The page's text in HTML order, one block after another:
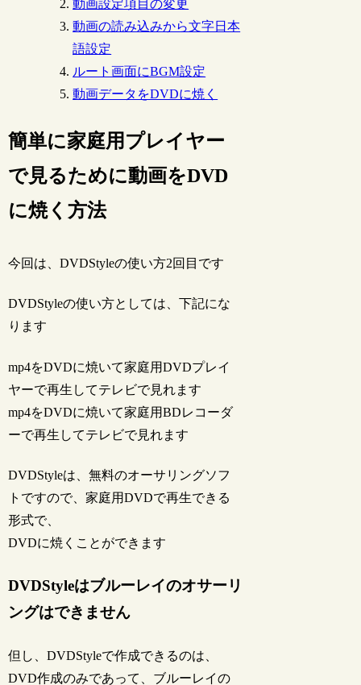
動画設定項目の変更
動画の読み込みから文字日本
語設定
ルート画面にBGM設定
動画データをDVDに焼く
簡単に家庭用プレイヤー
で見るために動画をDVD
に焼く方法
今回は、DVDStyleの使い方2回目です
DVDStyleの使い方としては、下記にな
ります
mp4をDVDに焼いて家庭用DVDプレイ
ヤーで再生してテレビで見れます
mp4をDVDに焼いて家庭用BDレコーダ
ーで再生してテレビで見れます
DVDStyleは、無料のオーサリングソフ
トですので、家庭用DVDで再生できる
形式で、
DVDに焼くことができます
DVDStyleはブルーレイのオサーリ
ングはできません
但し、DVDStyleで作成できるのは、
DVD作成のみであって
、ブルーレイの